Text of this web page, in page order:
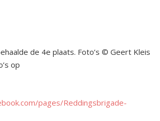
de 4e plaats. Foto’s © Geert Kleis
op
pages/Reddingsbrigade-